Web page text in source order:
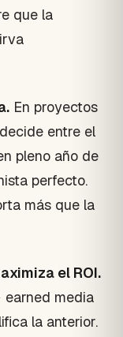
que la
En proyectos
entre el
pleno año de
perfecto.
más que la
el ROI.
media
la anterior.